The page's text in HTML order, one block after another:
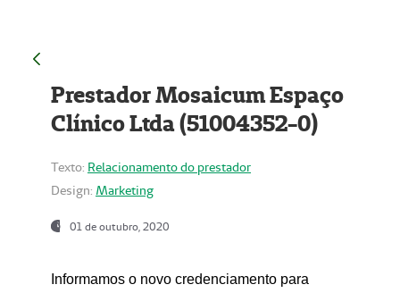
Prestador Mosaicum Espaço
Clínico Ltda (51004352-0)
Texto: Relacionamento do prestador
Design: Marketing
01 de outubro, 2020
Informamos o novo credenciamento para